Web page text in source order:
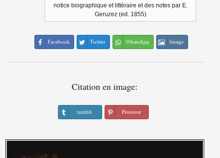
notice biographique et littéraire et des notes par E.
Geruzez (ed. 1855)
Facebook Twitter WhatsApp Image
Citation en image:
tumblr Pinterest